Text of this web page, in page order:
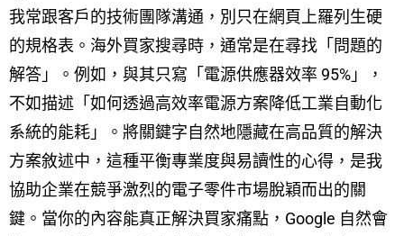
我常跟客戶的技術團隊溝通，別只在網頁上羅列生硬
的規格表。海外買家搜尋時，通常是在尋找「問題的
解答」。例如，與其只寫「電源供應器效率 95%」，
不如描述「如何透過高效率電源方案降低工業自動化
系統的能耗」。將關鍵字自然地隱藏在高品質的解決
方案敘述中，這種平衡專業度與易讀性的心得，是我
協助企業在競爭激烈的電子零件市場脫穎而出的關
鍵。當你的內容能真正解決買家痛點，Google 自然會